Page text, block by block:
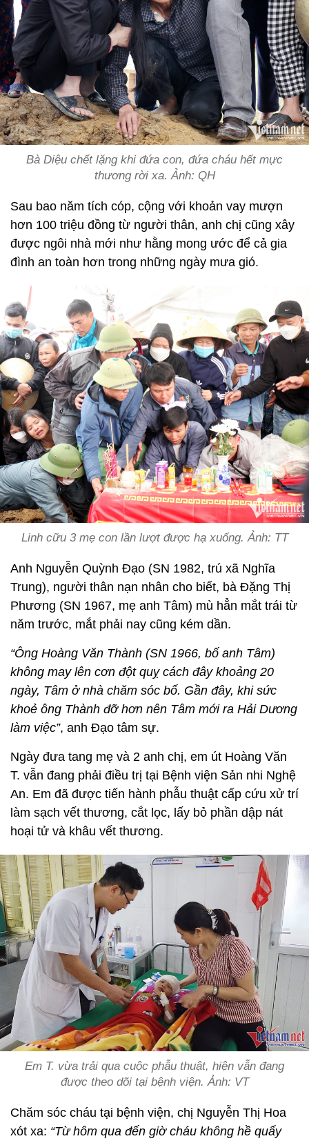
Bà Diệu chết lặng khi đứa con, đứa cháu hết mực
thương rời xa. Ảnh: QH
Sau bao năm tích cóp, cộng với khoản vay mượn
hơn 100 triệu đồng từ người thân, anh chị cũng xây
được ngôi nhà mới như hằng mong ước để cả gia
đình an toàn hơn trong những ngày mưa gió.
Linh cữu 3 mẹ con lần lượt được hạ xuống. Ảnh: TT
Anh Nguyễn Quỳnh Đạo (SN 1982, trú xã Nghĩa
Trung), người thân nạn nhân cho biết, bà Đặng Thị
Phương (SN 1967, mẹ anh Tâm) mù hẳn mắt trái từ
năm trước, mắt phải nay cũng kém dần.
“Ông Hoàng Văn Thành (SN 1966, bố anh Tâm)
không may lên cơn đột quỵ cách đây khoảng 20
ngày, Tâm ở nhà chăm sóc bố. Gần đây, khi sức
khoẻ ông Thành đỡ hơn nên Tâm mới ra Hải Dương
làm việc”, anh Đạo tâm sự.
Ngày đưa tang mẹ và 2 anh chị, em út Hoàng Văn
T. vẫn đang phải điều trị tại Bệnh viện Sản nhi Nghệ
An. Em đã được tiến hành phẫu thuật cấp cứu xử trí
làm sạch vết thương, cắt lọc, lấy bỏ phần dập nát
hoại tử và khâu vết thương.
Em T. vừa trải qua cuộc phẫu thuật, hiện vẫn đang
được theo dõi tại bệnh viện. Ảnh: VT
Chăm sóc cháu tại bệnh viện, chị Nguyễn Thị Hoa
xót xa: “Từ hôm qua đến giờ cháu không hề quấy